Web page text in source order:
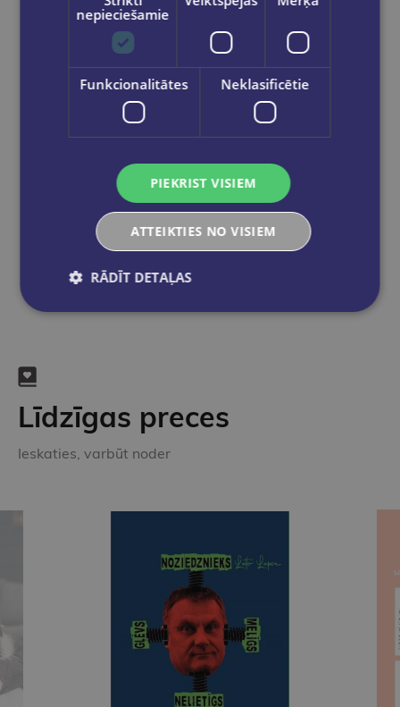
izsūtīti 2-5 darba dienu laikā.
Bezmaksas piegāde
uz OMNIVA
pakomātiem Latvijā
pasūtījumiem no €40.00.
Bezmaksas piegāde jebkurā GLOBUSS
pasūtījums būs gatavs saņemšanai, saņemsi
Dalies sociālajos tīklos:
Līdzīgas preces
Ieskaties, varbūt noder
nepieciešamie
Funkcionalitātes Neklasificētie
PIEKRIST VISIEM
ATTEIKTIES NO VISIEM
RĀDĪT DETAĻAS